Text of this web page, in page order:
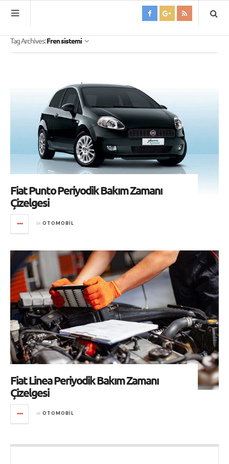
Tag Archives:Fren sistemi
Fiat Punto Periyodik Bakım Zamanı
Çizelgesi
in OTOMOBIL
Fiat Linea Periyodik Bakım Zamanı
Çizelgesi
in OTOMOBIL